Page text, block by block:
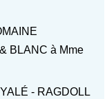
BLANC à Mme
- RAGDOLL